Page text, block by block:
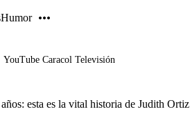
Humor
YouTube Caracol Televisión
esta es la vital historia de Judith Ortiz